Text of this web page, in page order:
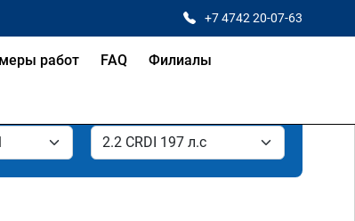
+7 4742 20-07-63
работ FAQ Филиалы